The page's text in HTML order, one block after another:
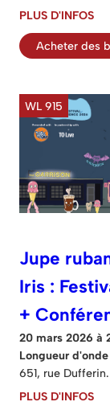
PLUS D'INFOS
Acheter des
WL 915
Jupe
Iris :
+
20 mars 2026 à
Longueur
651, rue Dufferin.
PLUS D'INFOS